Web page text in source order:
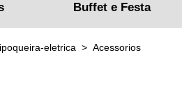
Buffet e Festa
pipoqueira-eletrica acessorios